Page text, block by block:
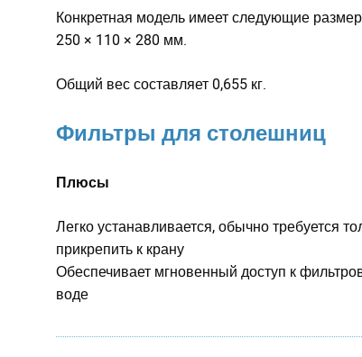
Конкретная модель имеет следующие
250 × 110 × 280 мм.
Общий вес составляет 0,655 кг.
Фильтры для столешниц
Плюсы
Легко устанавливается, обычно требуется
прикрепить к крану
Обеспечивает мгновенный доступ к
воде